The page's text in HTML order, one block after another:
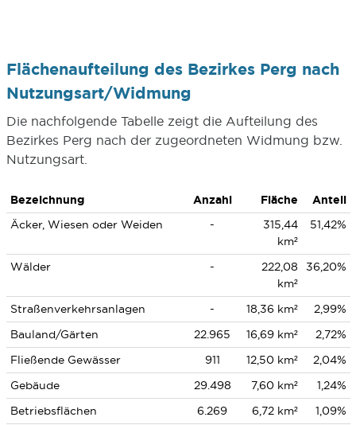
Flächenaufteilung des Bezirkes Perg nach
Nutzungsart/Widmung
Die nachfolgende Tabelle zeigt die Aufteilung des
Bezirkes Perg nach der zugeordneten Widmung bzw.
Nutzungsart.
Bezeichnung Anzahl Fläche
Anteil
Äcker, Wiesen oder Weiden
-
315,44
km²
51,42%
Wälder -
222,08
km²
36,20%
Straßenverkehrsanlagen - 18,36 km²
2,99%
Bauland/Gärten
22.965 16,69 km²
2,72%
Fließende Gewässer
911 12,50 km²
2,04%
Gebäude
29.498 7,60 km²
1,24%
Betriebsflächen
6.269 6,72 km²
1,09%